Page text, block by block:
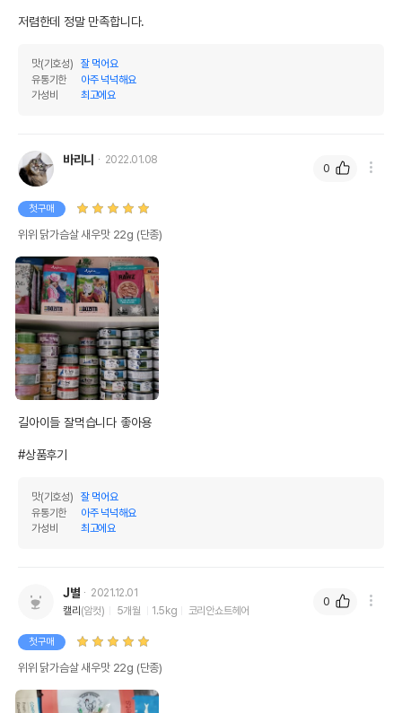
저렴한데 정말 만족합니다.
맛(기호성)
잘 먹어요
유통기한
아주 넉넉해요
가성비
최고에요
바리니 2022.01.08
첫구매
위위 닭가슴살 새우맛 22g (단종)
길아이들 잘먹습니다 좋아용
#상품후기
맛(기호성)
잘 먹어요
유통기한
아주 넉넉해요
가성비
최고에요
0
J별
2021.12.01
캘리(암컷) 5개월 1.5kg 코리안쇼트헤어
첫구매
위위 닭가슴살 새우맛 22g (단종)
0